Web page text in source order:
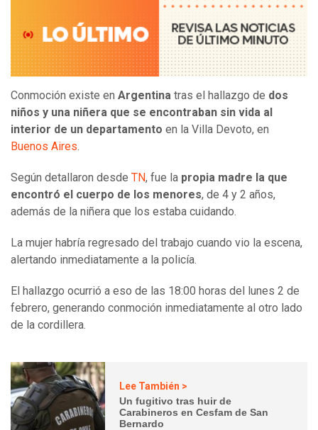
Conmoción existe en Argentina tras el hallazgo de dos
niños y una niñera que se encontraban sin vida al
interior de un departamento en la Villa Devoto, en
Buenos Aires.
Según detallaron desde TN, fue la propia madre la que
encontró el cuerpo de los menores, de 4 y 2 años,
además de la niñera que los estaba cuidando.
La mujer habría regresado del trabajo cuando vio la escena,
alertando inmediatamente a la policía.
El hallazgo ocurrió a eso de las 18:00 horas del lunes 2 de
febrero, generando conmoción inmediatamente al otro lado
de la cordillera.
Lee También >
Un fugitivo tras huir de
Carabineros en Cesfam de San
Bernardo